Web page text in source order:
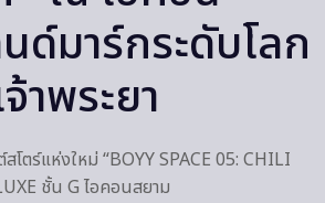
ด์มาร์กระดับโลก
าพระยา
โตร์แห่งใหม่ “BOYY SPACE 05: CHILI
ชั้น G ไอคอนสยาม